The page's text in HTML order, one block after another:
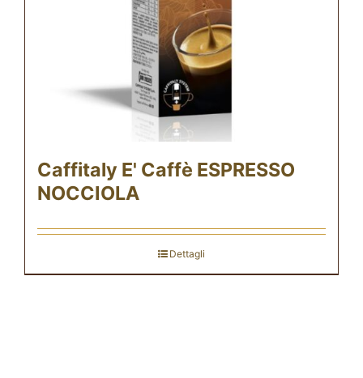
Caffitaly E' Caffè ESPRESSO
NOCCIOLA
Dettagli